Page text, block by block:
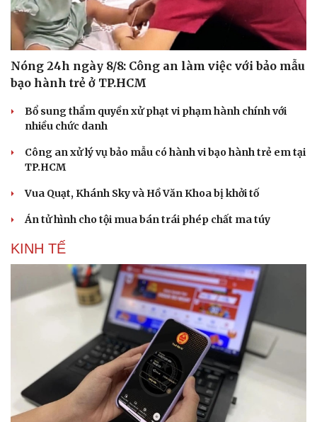
Podcast
Câu chuyện thời sự
Đọc truyện đêm khuya
Cửa sổ tình yêu
Kể chuyện cho bé
Hạt giống tâm hồn
Nóng 24h ngày 8/8: Công an làm việc với bảo mẫu
bạo hành trẻ ở TP.HCM
Bổ sung thẩm quyền xử phạt vi phạm hành chính với
nhiều chức danh
Công an xử lý vụ bảo mẫu có hành vi bạo hành trẻ em tại
TP.HCM
Vua Quạt, Khánh Sky và Hồ Văn Khoa bị khởi tố
Án tử hình cho tội mua bán trái phép chất ma túy
KINH TẾ